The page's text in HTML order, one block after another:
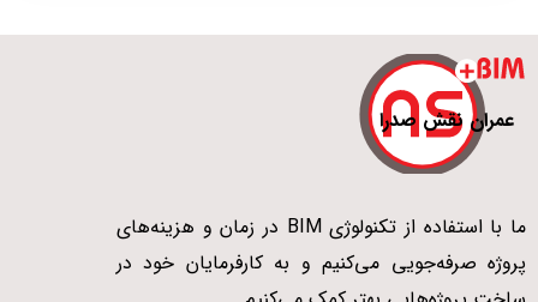
عمران نقش صدرا
ما با استفاده از تکنولوژی BIM در زمان و هزینه‌های
پروژه صرفه‌جویی می‌کنیم و به کارفرمایان خود در